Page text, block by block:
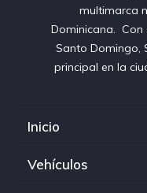
multimarca
Dominicana⁣.
Santo Domingo,
principal en la
Inicio
Vehículos